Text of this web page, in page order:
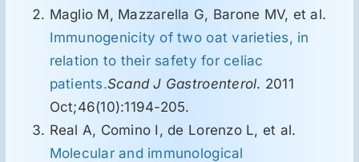
Maglio M, Mazzarella G, Barone MV, et al.
Immunogenicity of two oat varieties, in
relation to their safety for celiac
patients.Scand J Gastroenterol. 2011
Oct;46(10):1194-205.
Real A, Comino I, de Lorenzo L, et al.
Molecular and immunological